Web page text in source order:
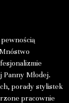
Młodej.
porady stylistek
pracownie